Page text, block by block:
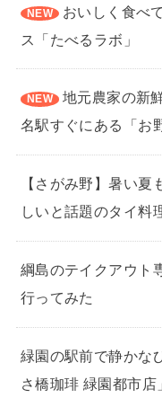
おいしく食べ
ス「たべるラボ」
地元農家の新
名駅すぐにある「お
【さがみ野】暑い
しいと話題のタイ料
綱島のテイクアウト
行ってみた
緑園の駅前で静かな
さ橋珈琲 緑園都市店